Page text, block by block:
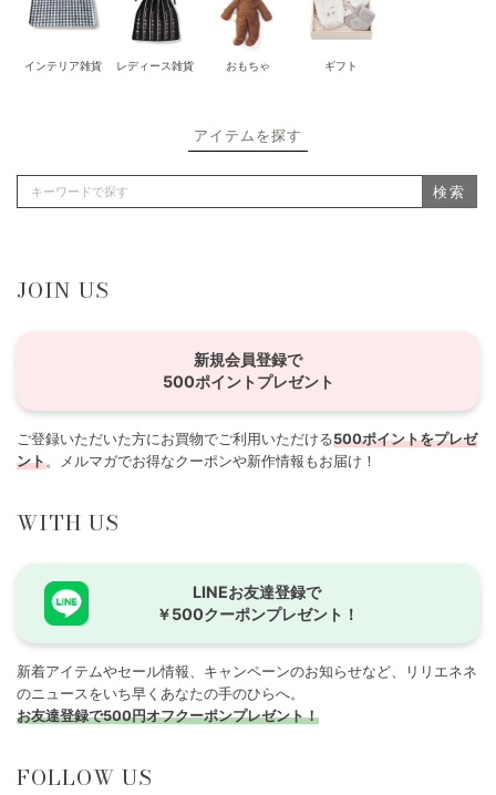
インテリア雑貨 レディース雑貨 おもちゃ ギフト
アイテムを探す
検索
JOIN US
新規会員登録で
500ポイントプレゼント
ご登録いただいた方にお買物でご利用いただける500ポイントをプレゼ
ント。メルマガでお得なクーポンや新作情報もお届け！
WITH US
LINEお友達登録で
￥500クーポンプレゼント！
新着アイテムやセール情報、キャンペーンのお知らせなど、リリエネネ
のニュースをいち早くあなたの手のひらへ。
お友達登録で500円オフクーポンプレゼント！
FOLLOW US